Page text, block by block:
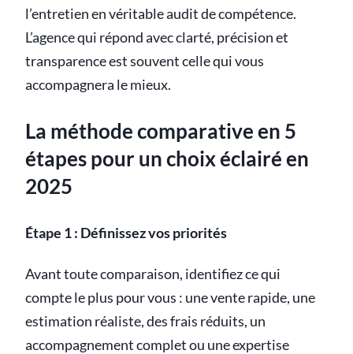
l’entretien en véritable audit de compétence.
L’agence qui répond avec clarté, précision et
transparence est souvent celle qui vous
accompagnera le mieux.
La méthode comparative en 5
étapes pour un choix éclairé en
2025
Étape 1 : Définissez vos priorités
Avant toute comparaison, identifiez ce qui
compte le plus pour vous : une vente rapide, une
estimation réaliste, des frais réduits, un
accompagnement complet ou une expertise